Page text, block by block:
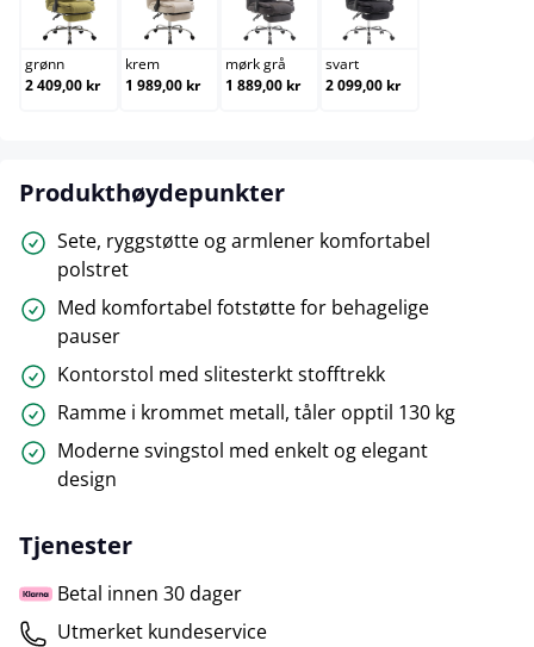
grønn
grønn
2 409,00 kr
krem
krem
1 989,00 kr
mørk grå
mørk grå
1 889,00 kr
svart
svart
2 099,00 kr
Produkthøydepunkter
Sete, ryggstøtte og armlener komfortabel
polstret
Med komfortabel fotstøtte for behagelige
pauser
Kontorstol med slitesterkt stofftrekk
Ramme i krommet metall, tåler opptil 130 kg
Moderne svingstol med enkelt og elegant
design
Tjenester
Betal innen 30 dager
Utmerket kundeservice